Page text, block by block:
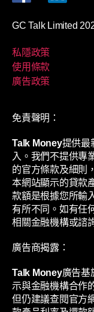
GC Talk Limited
私隱政策
使用條款
廣告政策
免責聲明：
Talk Money提供最
入。我們不提供專
的官方條款及細則
本網站顯示的貸款
款額是根據您所輸
有所不同。如有任
相關金融機構或諮
廣告商揭露：
Talk Money廣告基
示與金融機構合作
但仍建議查閱官方